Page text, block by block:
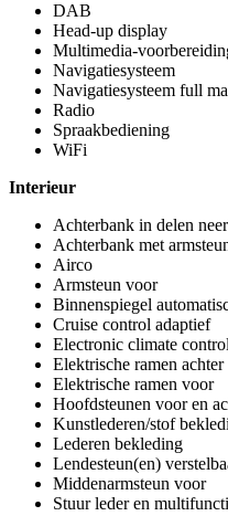
DAB
Head-up display
Multimedia-
Navigatiesysteem
Navigatiesysteem full
Radio
Spraakbediening
WiFi
Interieur
Achterbank in delen
Achterbank met
Airco
Armsteun voor
Binnenspiegel
Cruise control adaptief
Electronic climate control
Elektrische ramen achter
Elektrische ramen voor
Hoofdsteunen voor en
Kunstlederen/stof
Lederen bekleding
Lendesteun(en)
Middenarmsteun voor
Stuur leder en